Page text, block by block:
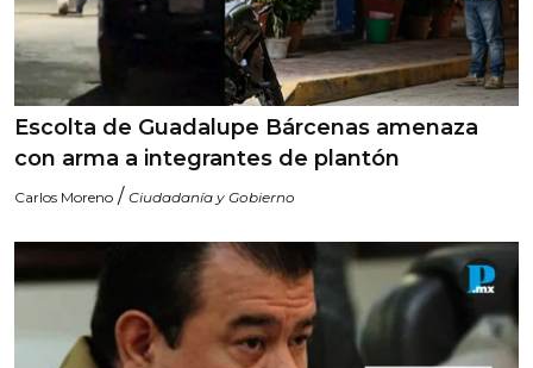
Escolta de Guadalupe Bárcenas amenaza
con arma a integrantes de plantón
Carlos Moreno / Ciudadanía y Gobierno